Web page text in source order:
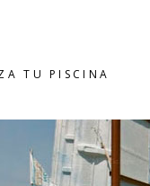
TU PISCINA